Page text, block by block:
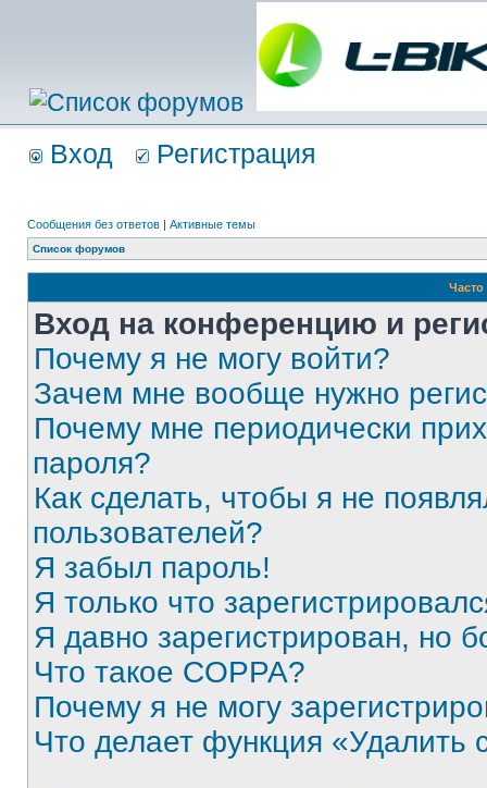
Вход Регистрация
Сообщения без ответов | Активные темы
Список форумов
Вход на конференцию и
Почему я не могу войти?
Зачем мне вообще нужно
Почему мне периодически
пароля?
Как сделать, чтобы я не
пользователей?
Я забыл пароль!
Я только что
Я давно зарегистрирован, но
Что такое COPPA?
Почему я не могу
Что делает функция «Удалить